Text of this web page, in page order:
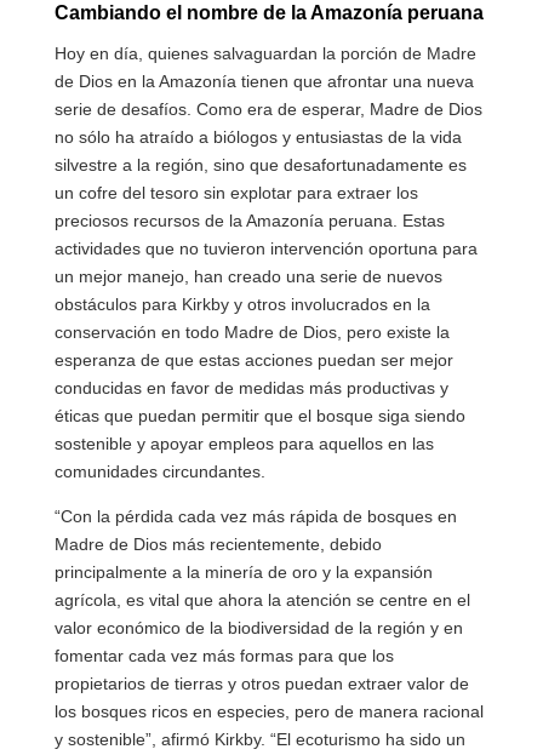
Cambiando el nombre de la Amazonía peruana
Hoy en día, quienes salvaguardan la porción de Madre
de Dios en la Amazonía tienen que afrontar una nueva
serie de desafíos. Como era de esperar, Madre de Dios
no sólo ha atraído a biólogos y entusiastas de la vida
silvestre a la región, sino que desafortunadamente es
un cofre del tesoro sin explotar para extraer los
preciosos recursos de la Amazonía peruana. Estas
actividades que no tuvieron intervención oportuna para
un mejor manejo, han creado una serie de nuevos
obstáculos para Kirkby y otros involucrados en la
conservación en todo Madre de Dios, pero existe la
esperanza de que estas acciones puedan ser mejor
conducidas en favor de medidas más productivas y
éticas que puedan permitir que el bosque siga siendo
sostenible y apoyar empleos para aquellos en las
comunidades circundantes.
“Con la pérdida cada vez más rápida de bosques en
Madre de Dios más recientemente, debido
principalmente a la minería de oro y la expansión
agrícola, es vital que ahora la atención se centre en el
valor económico de la biodiversidad de la región y en
fomentar cada vez más formas para que los
propietarios de tierras y otros puedan extraer valor de
los bosques ricos en especies, pero de manera racional
y sostenible”, afirmó Kirkby. “El ecoturismo ha sido un